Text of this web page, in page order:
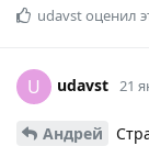
udavstоценил
U udavst 21
Андрей